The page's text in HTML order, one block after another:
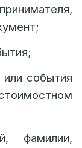
события
фамилии,